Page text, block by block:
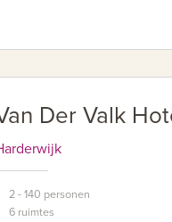
Der Valk
2 - 140 personen
6 ruimtes